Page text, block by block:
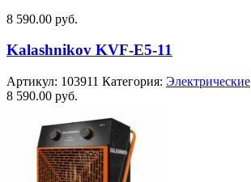
8 590.00 руб.
Kalashnikov KVF-E5-11
Артикул: 103911 Категория: Электрические
8 590.00 руб.